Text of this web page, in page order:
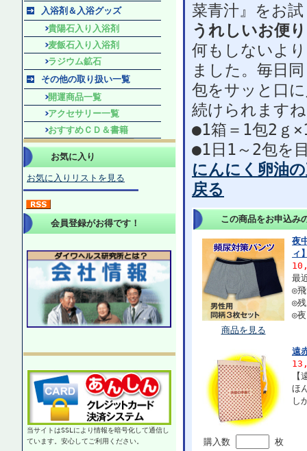
入浴剤＆入浴グッズ
貴陽石入り入浴剤
麦飯石入り入浴剤
ラジウム鉱石
その他の取り扱い一覧
開運商品一覧
アクセサリー一覧
おすすめＣＤ＆書籍
お気に入り
お気に入りリストを見る
会員登録がお得です！
当サイトはSSLにより情報を暗号化して通信し
ています。安心してご利用ください。
菜青汁』をお
うれしいお便り
何もしないよ
ました。毎日
包をサッと口
続けられます
●1箱＝1包2ｇ
●1日1～2包を
にんにく卵油
戻る
この商品をお申込み
商品を見る
夜
ィ
最
◎
◎
◎
購入数 枚
遠
ほ
し